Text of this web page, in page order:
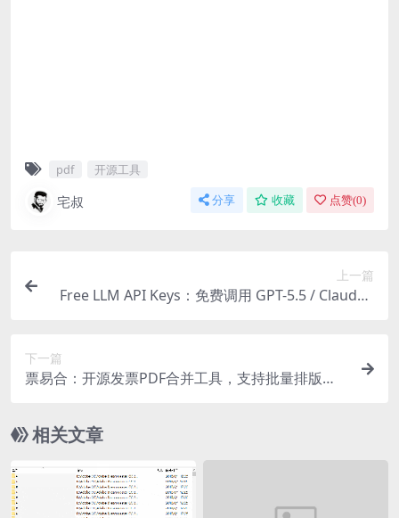
pdf 开源工具
宅叔 分享 收藏 点赞(0)
上一篇
Free LLM API Keys：免费调用 GPT-5.5 / Claude /
下一篇
票易合：开源发票PDF合并工具，支持批量排版、
相关文章